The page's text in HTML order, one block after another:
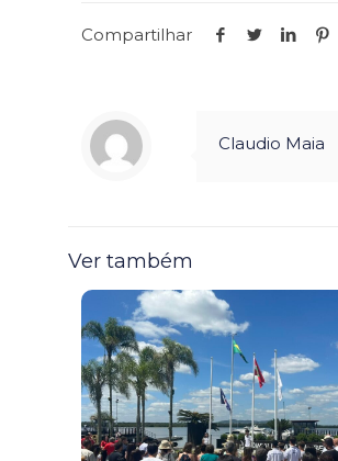
Compartilhar
Claudio Maia
Ver também